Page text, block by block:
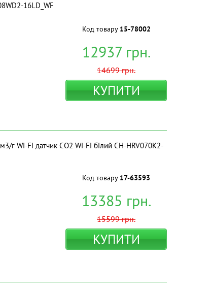
16LD_WF
Код товару 15-78002
12937грн.
14699грн.
КУПИТИ
г Wi-Fi датчик СО2 Wi-Fi білий CH-HRV070K2-
Код товару 17-63593
13385 грн.
15599грн.
КУПИТИ